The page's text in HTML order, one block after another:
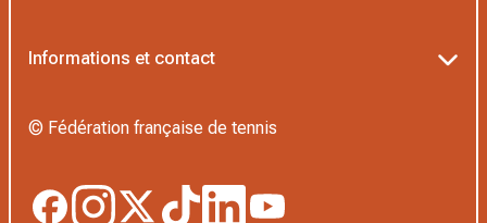
L’Institut Formation Tennis
Boutique Officielle
Informations et contact
Politique des cookies
© Fédération française de tennis